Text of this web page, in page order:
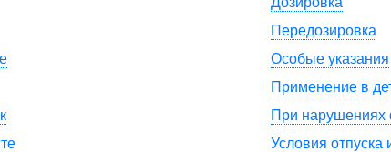
Передозировка
Особые указания
Применение в
При нарушениях
Условия отпуска